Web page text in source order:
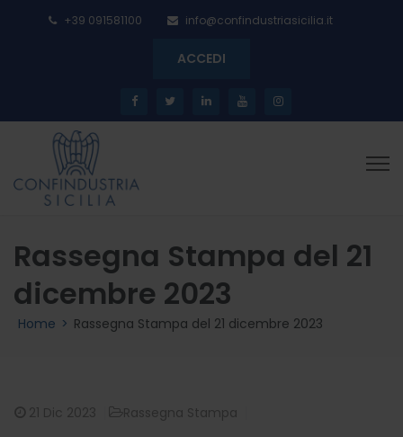
+39 091581100 info@confindustriasicilia.it
ACCEDI
Rassegna Stampa del 21
dicembre 2023
Home > Rassegna Stampa del 21 dicembre 2023
21 Dic 2023 Rassegna Stampa